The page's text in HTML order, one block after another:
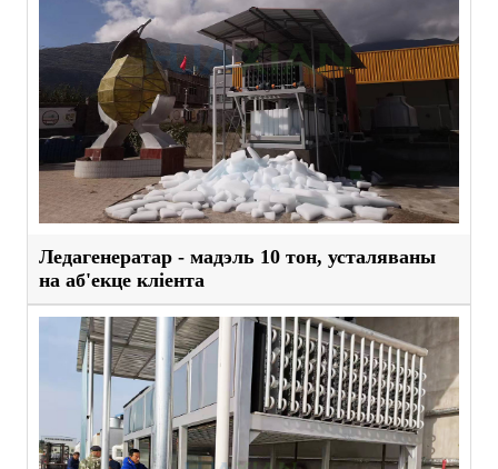
Ледагенератар - мадэль 10 тон, усталяваны
на аб'екце кліента